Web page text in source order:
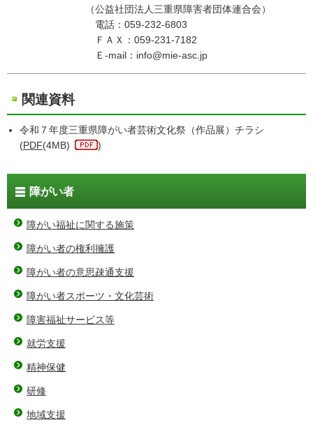
（公益社団法人三重県障害者団体連合会）
電話：059-232-6803
ＦＡＸ：059-231-7182
Ｅ-mail：info@mie-asc.jp
関連資料
令和７年度三重県障がい者芸術文化祭（作品展）チラシ
(PDF(4MB) )
障がい者
障がい福祉に関する施策
障がい者の権利擁護
障がい者の意思疎通支援
障がい者スポーツ・文化芸術
障害福祉サービス等
就労支援
精神保健
研修
地域支援